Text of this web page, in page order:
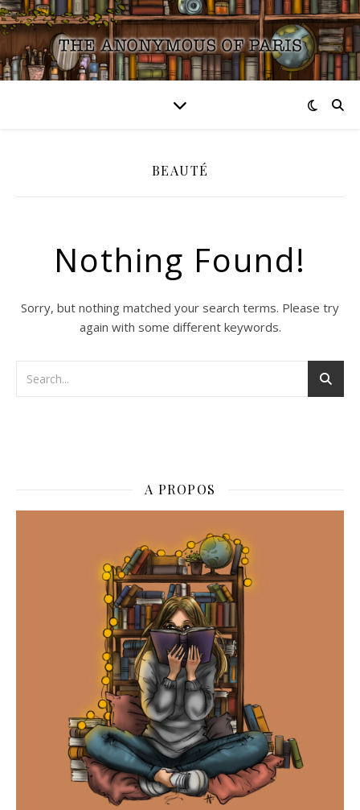
BEAUTÉ
Nothing Found!
Sorry, but nothing matched your search terms. Please try
again with some different keywords.
A PROPOS